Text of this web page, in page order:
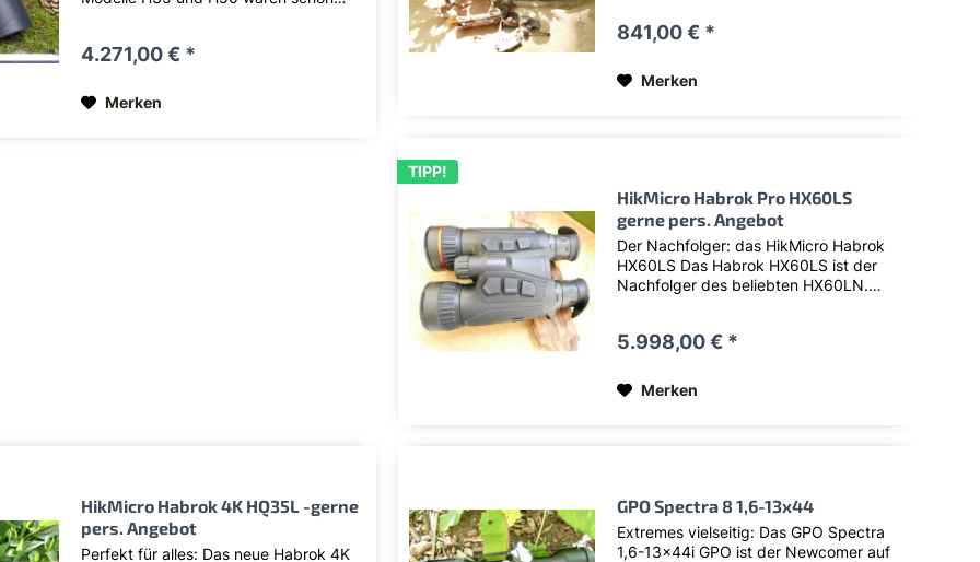
liefert damit eine Bildschärfe, die dem
4.271,00 € *
Merken
gefragt, geht durch die zugelassenen
841,00 € *
Merken
TIPP!
HikMicro Habrok Pro HX60LS
gerne pers. Angebot
Der Nachfolger: das HikMicro Habrok
HX60LS Das Habrok HX60LS ist der
Nachfolger des beliebten HX60LN.
Empfindlichkeit von 18 auf 15mK bringt
5.998,00 € *
Merken
HikMicro Habrok 4K HQ35L -gerne
pers. Angebot
Perfekt für alles: Das neue Habrok 4K
GPO Spectra 8 1,6-13x44
Extremes vielseitig: Das GPO Spectra
1,6-13x44i GPO ist der Newcomer auf